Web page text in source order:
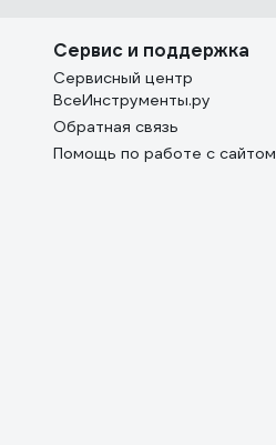
Сервис и поддержка
Сервисный центр
ВсеИнструменты.ру
Обратная связь
Помощь по работе с сайтом